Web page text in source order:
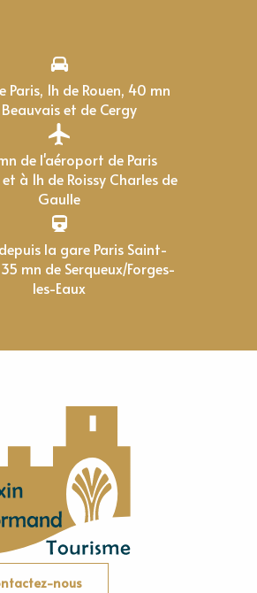
et de Cergy
à 1h de Roissy Charles de
Gaulle
mn de Serqueux/Forges-
les-Eaux
nous